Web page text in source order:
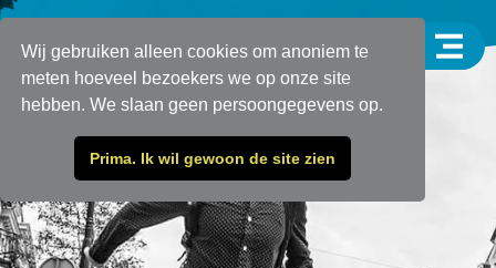
Wij gebruiken alleen cookies om anoniem te
meten hoeveel bezoekers we op onze site
hebben. We slaan geen persoongegevens op.
Prima. Ik wil gewoon de site zien